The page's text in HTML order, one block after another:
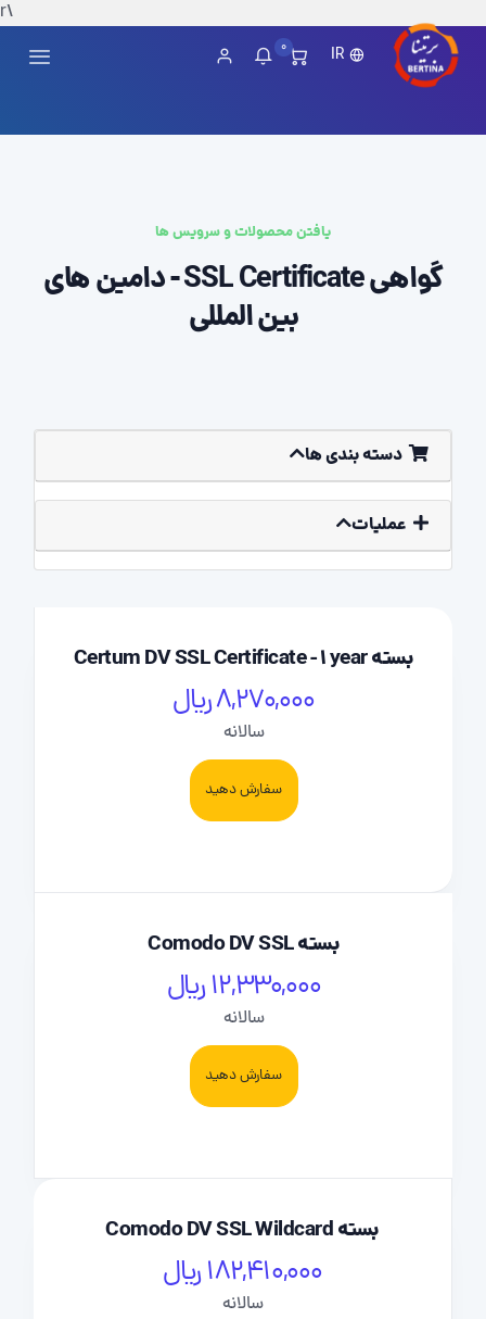
\r
IR
0
یافتن محصولات و سرویس ها
گواهی SSL Certificate - دامین های
بین المللی
دسته بندی ها
عملیات
بسته Certum DV SSL Certificate - 1 year
8,270,000 ریال
سالانه
سفارش دهید
بسته Comodo DV SSL
12,330,000 ریال
سالانه
سفارش دهید
بسته Comodo DV SSL Wildcard
182,410,000 ریال
سالانه